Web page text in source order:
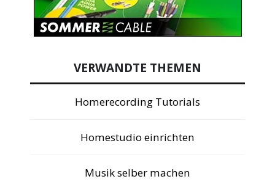
VERWANDTE THEMEN
Homerecording Tutorials
Homestudio einrichten
Musik selber machen